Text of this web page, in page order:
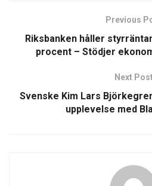
Previous
Riksbanken håller
procent – Stödjer
Next Post
Svenske Kim Lars
upplevelse med